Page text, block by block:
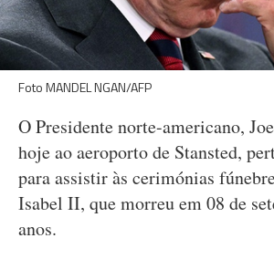
Foto MANDEL NGAN/AFP
O Presidente norte-americano,
hoje ao aeroporto de Stansted,
para assistir às cerimónias
Isabel II, que morreu em 08 de
anos.